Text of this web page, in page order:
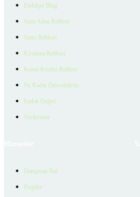
Emlakjet Blog
Satın Alma Rehberi
Satıcı Rehberi
Kiralama Rehberi
Konut Kredisi Rehberi
Ne Kadar Ödeyebilirim
Emlak Değeri
Verilerimiz
Danışman Bul
Projeler